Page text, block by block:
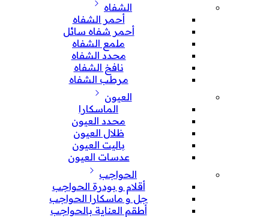
الشفاه
أحمر الشفاه
أحمر شفاه سائل
ملمع الشفاه
محدد الشفاه
نافخ الشفاه
مرطب الشفاه
العيون
الماسكارا
محدد العيون
ظلال العيون
باليت العيون
عدسات العيون
الحواجب
أقلام و بودرة الحواجب
جل و ماسكارا الحواجب
أطقم العناية بالحواجب